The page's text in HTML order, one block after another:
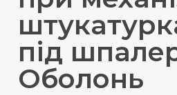
під
Оболонь